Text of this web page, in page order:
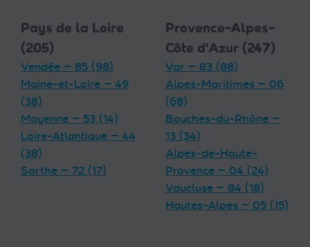
Pays de la Loire
(205)
Vendée — 85 (98)
Maine-et-Loire — 49
(38)
Mayenne — 53 (14)
Loire-Atlantique — 44
(38)
Sarthe — 72 (17)
Provence-Alpes-
Côte d'Azur (247)
Var — 83 (88)
Alpes-Maritimes — 06
(68)
Bouches-du-Rhône —
13 (34)
Alpes-de-Haute-
Provence — 04 (24)
Vaucluse — 84 (18)
Hautes-Alpes — 05 (15)